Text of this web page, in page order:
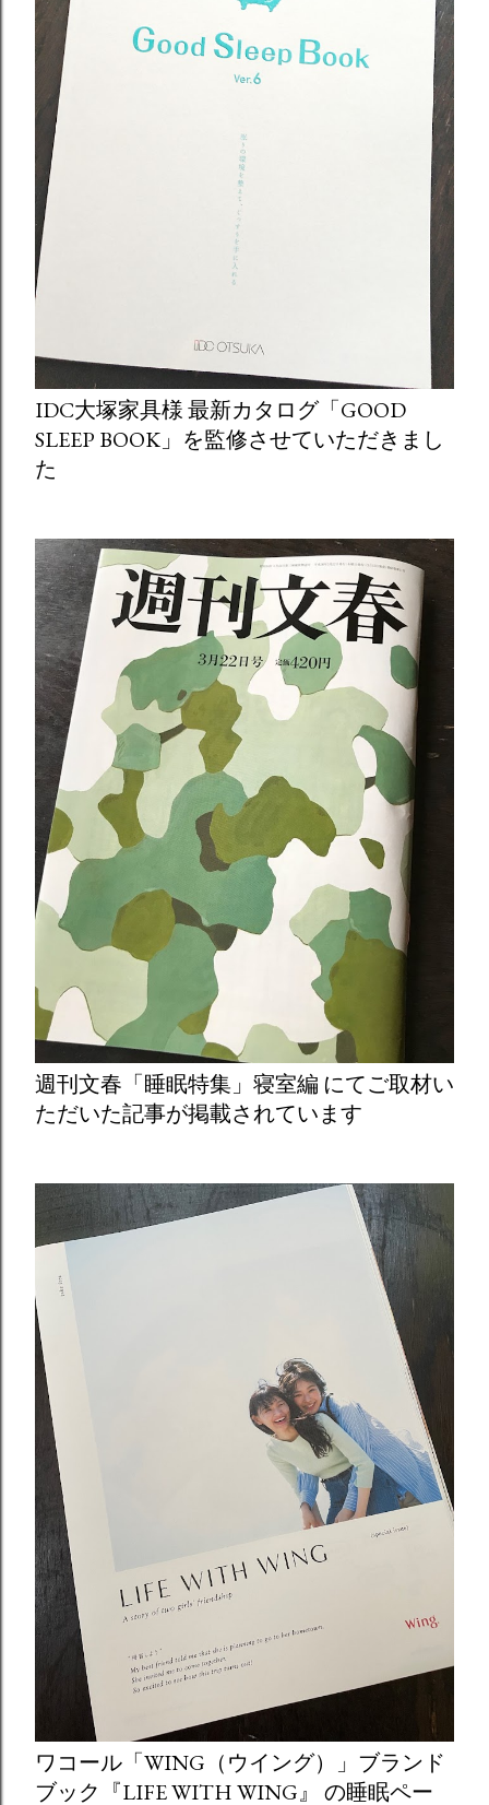
IDC大塚家具様 最新カタログ「GOOD
SLEEP BOOK」を監修させていただきまし
た
週刊文春「睡眠特集」寝室編 にてご取材い
ただいた記事が掲載されています
ワコール「WING（ウイング）」ブランド
ブック『LIFE WITH WING』 の睡眠ペー